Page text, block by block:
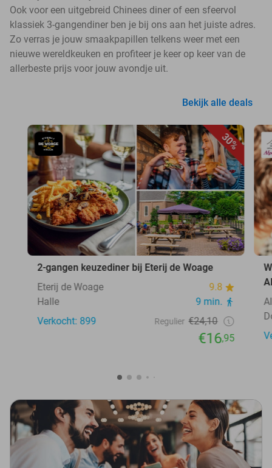
Ook voor een uitgebreid Chinees diner of een sfeervol
klassiek 3-gangendiner ben je bij ons aan het juiste adres.
Zo verras je jouw smaakpapillen telkens weer met een
nieuwe wereldkeuken en profiteer je keer op keer van de
allerbeste prijs voor jouw avondje uit.
Bekijk alle deals
30%
2-gangen keuzediner bij Eterij de Woage
Eterij de Woage
9.8
Halle
9 min.
Verkocht: 899
Regulier €24,10
€16,95